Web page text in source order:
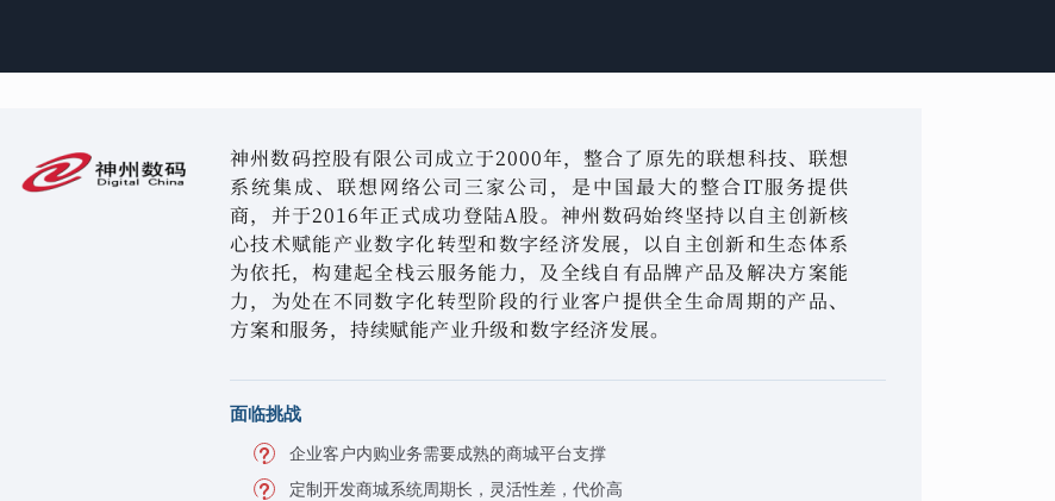
神州数码控股有限公司成立于2000年，整合了原先的联想科技、联想
系统集成、联想网络公司三家公司，是中国最大的整合IT服务提供
商，并于2016年正式成功登陆A股。神州数码始终坚持以自主创新核
心技术赋能产业数字化转型和数字经济发展，以自主创新和生态体系
为依托，构建起全栈云服务能力，及全线自有品牌产品及解决方案能
力，为处在不同数字化转型阶段的行业客户提供全生命周期的产品、
方案和服务，持续赋能产业升级和数字经济发展。
面临挑战
企业客户内购业务需要成熟的商城平台支撑
定制开发商城系统周期长，灵活性差，代价高